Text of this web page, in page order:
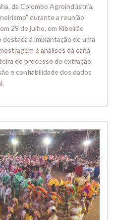
da Colombo Agroindústria,
durante a reunião
29 de julho, em Ribeirão
a implantação de uma
e análises da cana
do processo de extração,
e confiabilidade dos dados